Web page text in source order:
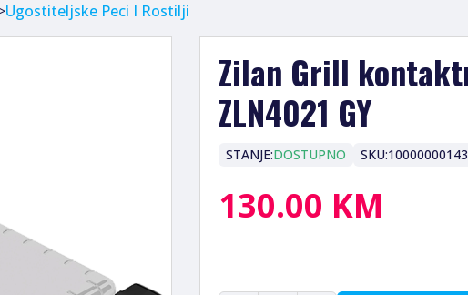
Ugostiteljske Peci I Rostilji
Zilan Grill
ZLN4021 GY
STANJE:DOSTUPNO SKU:
130.00 KM